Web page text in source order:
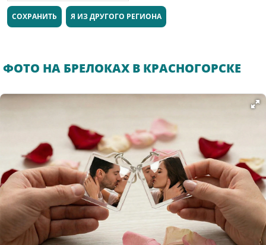
СОХРАНИТЬ Я ИЗ ДРУГОГО РЕГИОНА
ФОТО НА БРЕЛОКАХ В КРАСНОГОРСКЕ